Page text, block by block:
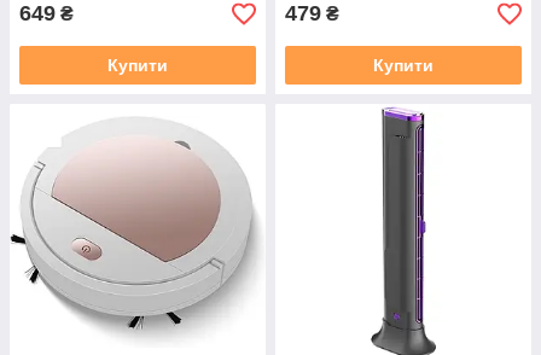
649 ₴
Купити
479 ₴
Купити